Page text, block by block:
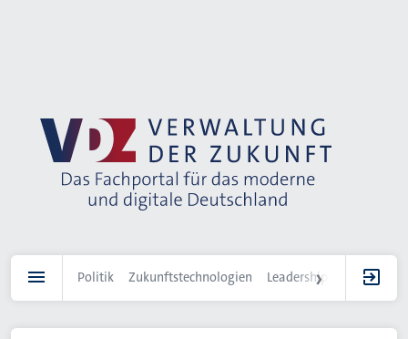
Politik Zukunftstechnologien Leadership IT-